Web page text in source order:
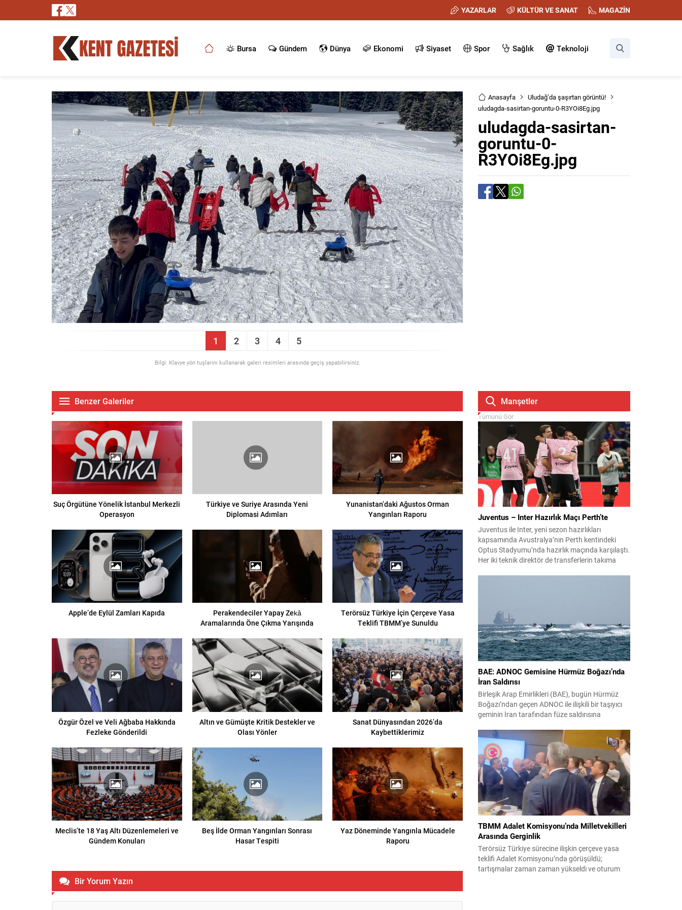
YAZARLAR KÜLTÜR VE SANAT MAGAZİN
Bursa Gündem Dünya Ekonomi Siyaset Spor Sağlık Teknoloji
1 2 3 4 5
Bilgi: Klavye yön tuşlarını kullanarak galeri resimleri arasında geçiş yapabilirsiniz.
Anasayfa
Uludağ’da şaşırtan görüntü!
uludagda-sasirtan-goruntu-0-R3YOi8Eg.jpg
uludagda-sasirtan-
goruntu-0-
R3YOi8Eg.jpg
Benzer Galeriler
Suç Örgütüne Yönelik İstanbul Merkezli
Operasyon
Türkiye ve Suriye Arasında Yeni
Diplomasi Adımları
Yunanistan’daki Ağustos Orman
Yangınları Raporu
Apple’de Eylül Zamları Kapıda
Perakendeciler Yapay Zekâ
Aramalarında Öne Çıkma Yarışında
Terörsüz Türkiye İçin Çerçeve Yasa
Teklifi TBMM’ye Sunuldu
Özgür Özel ve Veli Ağbaba Hakkında
Fezleke Gönderildi
Altın ve Gümüşte Kritik Destekler ve
Olası Yönler
Sanat Dünyasından 2026’da
Kaybettiklerimiz
Meclis’te 18 Yaş Altı Düzenlemeleri ve
Gündem Konuları
Beş İlde Orman Yangınları Sonrası
Hasar Tespiti
Yaz Döneminde Yangınla Mücadele
Raporu
Bir Yorum Yazın
Manşetler
Tümünü Gör
Juventus – Inter Hazırlık Maçı Perth’te
Juventus ile Inter, yeni sezon hazırlıkları
kapsamında Avustralya’nın Perth kentindeki
Optus Stadyumu’nda hazırlık maçında karşılaştı.
Her iki teknik direktör de transferlerin takıma
Yıldız ilk 11’de görev alırken,...
BAE: ADNOC Gemisine Hürmüz Boğazı’nda
İran Saldırısı
Birleşik Arap Emirlikleri (BAE), bugün Hürmüz
Boğazı’ndan geçen ADNOC ile ilişkili bir taşıyıcı
geminin İran tarafından füze saldırısına
alındığını bildirirken saldırıyı kınadı ve Tahran’ı
korsanlıkla suçladı. WAM ajansının aktardığı ilk
açıklamada, ADNOC’a ait bir geminin sabah
saatlerinde hedef alındığı belirtildi; ilerleyen
dakikalarda ise BAE...
TBMM Adalet Komisyonu’nda Milletvekilleri
Arasında Gerginlik
Terörsüz Türkiye sürecine ilişkin çerçeve yasa
teklifi Adalet Komisyonu’nda görüşüldü;
tartışmalar zaman zaman yükseldi ve oturum